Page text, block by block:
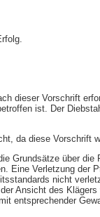
dieser Vorschrift
ist. Der
da diese Vorschrift
Grundsätze über
Eine Verletzung
nicht
Ansicht des